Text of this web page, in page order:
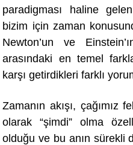
paradigması haline gelen
bizim için zaman
Newton’un ve
arasındaki en temel
karşı getirdikleri farklı
Zamanın akışı, çağımız
olarak “şimdi” olma
olduğu ve bu anın sürekli